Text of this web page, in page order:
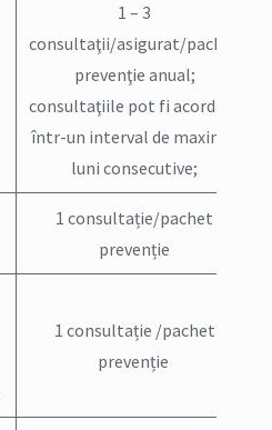
1 – 3
consultaţii/asigurat/pachet
prevenţie anual;
consultaţiile pot fi acordate
într-un interval de maxim 6
luni consecutive;
1 consultație/pachet
prevenție
1 consultație /pachet
prevenție